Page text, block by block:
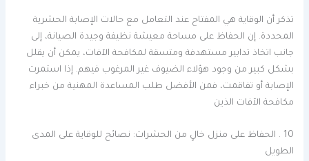
تذكر أن الوقاية هي المفتاح عند التعامل مع حالات الإصابة الحشرية
المحددة. إن الحفاظ على مساحة معيشة نظيفة وجيدة الصيانة، إلى
جانب اتخاذ تدابير مستهدفة ومتسقة لمكافحة الآفات، يمكن أن يقلل
بشكل كبير من وجود هؤلاء الضيوف غير المرغوب فيهم. إذا استمرت
الإصابة أو تفاقمت، فمن الأفضل طلب المساعدة المهنية من خبراء
مكافحة الآفات الذين
10 . الحفاظ على منزل خالٍ من الحشرات: نصائح للوقاية على المدى
الطويل